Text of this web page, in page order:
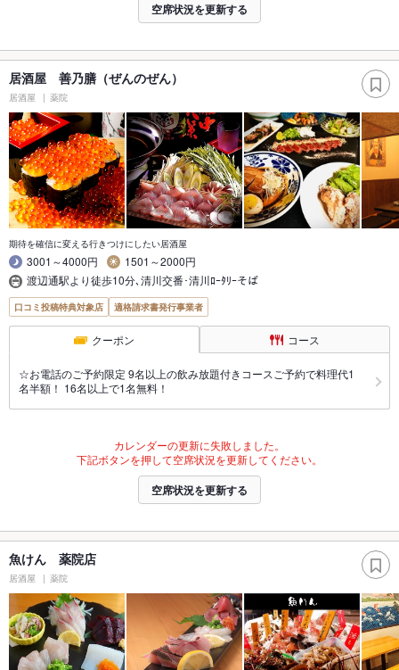
空席状況を更新する
居酒屋 善乃膳（ぜんのぜん）
居酒屋 薬院
期待を確信に変える行きつけにしたい居酒屋
3001～4000円
1501～2000円
渡辺通駅より徒歩10分､清川交番･清川ﾛｰﾀﾘｰそば
口コミ投稿特典対象店 適格請求書発行事業者
クーポン コース
☆お電話のご予約限定 9名以上の飲み放題付きコースご予約で料理代1
名半額！ 16名以上で1名無料！
カレンダーの更新に失敗しました。
下記ボタンを押して空席状況を更新してください。
空席状況を更新する
魚けん 薬院店
居酒屋 薬院